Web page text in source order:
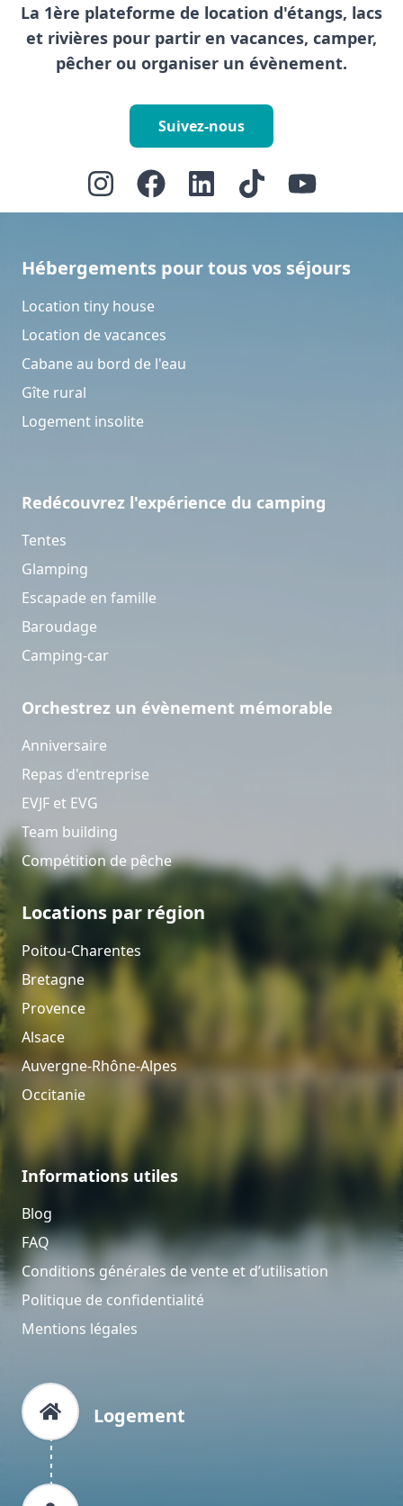
La 1ère plateforme de location d'étangs, lacs
et rivières pour partir en vacances, camper,
pêcher ou organiser un évènement.
Suivez-nous
Hébergements pour tous vos séjours
Location tiny house
Location de vacances
Cabane au bord de l'eau
Gîte rural
Logement insolite
Redécouvrez l'expérience du camping
Tentes
Glamping
Escapade en famille
Baroudage
Camping-car
Orchestrez un évènement mémorable
Anniversaire
Repas d'entreprise
EVJF et EVG
Team building
Compétition de pêche
Locations par région
Poitou-Charentes
Bretagne
Provence
Alsace
Auvergne-Rhône-Alpes
Occitanie
Informations utiles
Blog
FAQ
Conditions générales de vente et d’utilisation
Politique de confidentialité
Mentions légales
Logement